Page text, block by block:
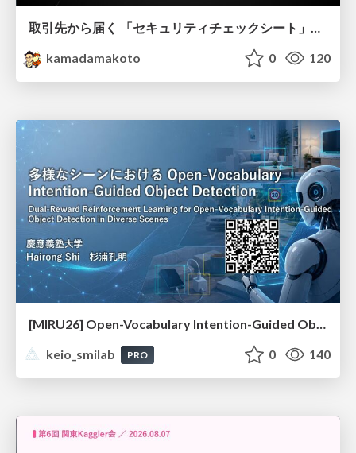
取引先から届く 「セキュリティチェックシート」の読み解き方
kamadamakoto
0 120
keio_smilab
PRO 0 140